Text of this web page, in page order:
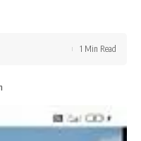
1 Min Read